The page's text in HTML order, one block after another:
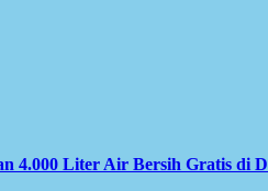
4.000 Liter Air Bersih Gratis di